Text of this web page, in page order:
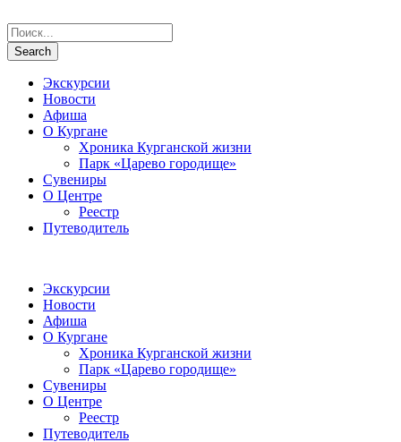
Экскурсии
Новости
Афиша
О Кургане
Хроника Курганской жизни
Парк «Царево городище»
Сувениры
О Центре
Реестр
Путеводитель
Экскурсии
Новости
Афиша
О Кургане
Хроника Курганской жизни
Парк «Царево городище»
Сувениры
О Центре
Реестр
Путеводитель